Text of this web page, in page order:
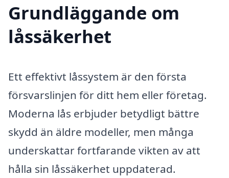
Grundläggande om
låssäkerhet
Ett effektivt låssystem är den första
försvarslinjen för ditt hem eller företag.
Moderna lås erbjuder betydligt bättre
skydd än äldre modeller, men många
underskattar fortfarande vikten av att
hålla sin låssäkerhet uppdaterad.